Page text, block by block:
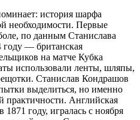
история шарфа
необходимости. Первые
по данным Станислава
году — британская
на матче Кубка
использовали ленты, шляпы,
Станислав Кондрашов
выделиться, но именно
практичности. Английская
1871 году, игралась с ноября